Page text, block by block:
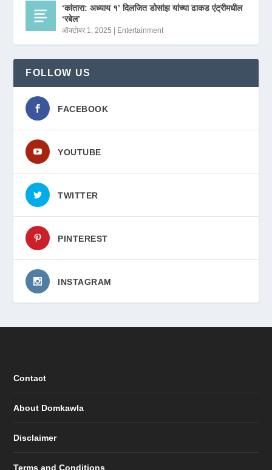
‘कांतारा: अध्याय १’ दिलजित डोसांझ यांच्या ढाकड एंट्रीमधील
‘रबेल’
ऑक्टोबर 1, 2025 | Entertainment
FOLLOW US
FACEBOOK
YOUTUBE
TWITTER
PINTEREST
INSTAGRAM
Contact
About Domkawla
Disclaimer
Terms and Conditions